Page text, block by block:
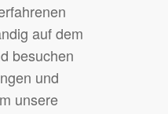
auf dem
besuchen
und
unsere